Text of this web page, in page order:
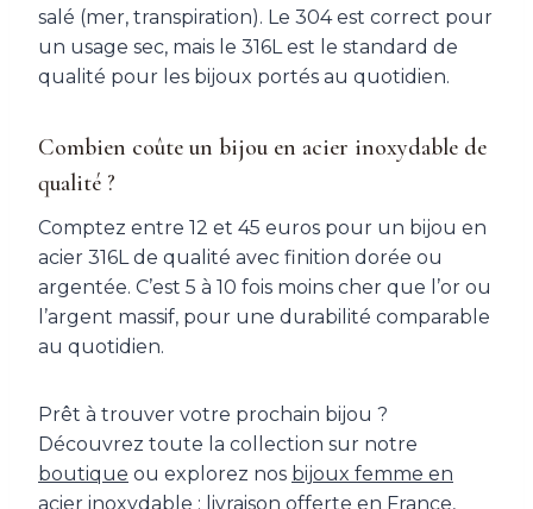
salé (mer, transpiration). Le 304 est correct pour
un usage sec, mais le 316L est le standard de
qualité pour les bijoux portés au quotidien.
Combien coûte un bijou en acier inoxydable de
qualité ?
Comptez entre 12 et 45 euros pour un bijou en
acier 316L de qualité avec finition dorée ou
argentée. C’est 5 à 10 fois moins cher que l’or ou
l’argent massif, pour une durabilité comparable
au quotidien.
Prêt à trouver votre prochain bijou ?
Découvrez toute la collection sur notre
boutique ou explorez nos bijoux femme en
acier inoxydable : livraison offerte en France,